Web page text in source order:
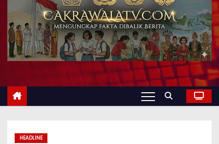
HEADLINE